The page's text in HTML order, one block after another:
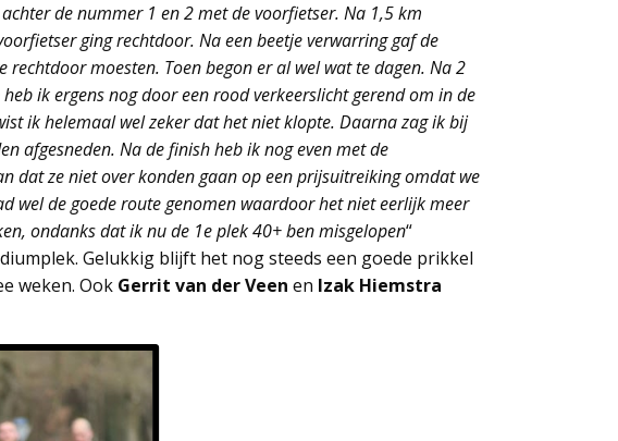
de nummer 1 en 2 met de voorfietser. Na 1,5 km
ging rechtdoor. Na een beetje verwarring gaf de
moesten. Toen begon er al wel wat te dagen. Na 2
ik ergens nog door een rood verkeerslicht gerend om in de
ik helemaal wel zeker dat het niet klopte. Daarna zag ik bij
afgesneden. Na de finish heb ik nog even met de
dat ze niet over konden gaan op een prijsuitreiking omdat we
wel de goede route genomen waardoor het niet eerlijk meer
ondanks dat ik nu de 1e plek 40+ ben misgelopen“
Gelukkig blijft het nog steeds een goede prikkel
weken. Ook Gerrit van der Veen en Izak Hiemstra